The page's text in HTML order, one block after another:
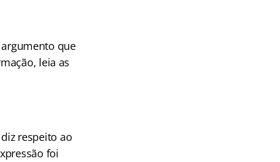
que
leia as
respeito ao
foi